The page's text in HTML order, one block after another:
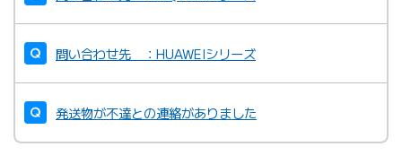
問い合わせ先 ：HUAWEIシリーズ
発送物が不達との連絡がありました